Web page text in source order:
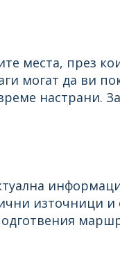
места, през
могат да ви
настрани.
източници